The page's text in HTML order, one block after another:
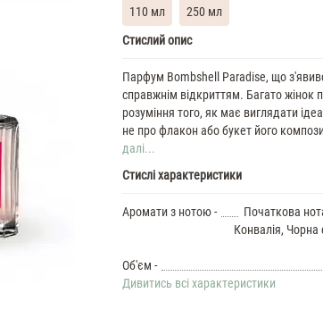
110 мл
250 мл
Victoria`s
Bombshell
Paradise
Духи
жіночі
масляні
MLVictoria`s
Bombshell
ML
Духи
Стислий опис
Парфум Bombshell Paradise, що
справжнім відкриттям. Багато жінок
розуміння того, як має виглядати
не про флакон або букет його
далі...
Стислі характеристики
Аромати з нотою -
Початкова
Конвалія,
Об'єм -
Дивитись всі характеристики